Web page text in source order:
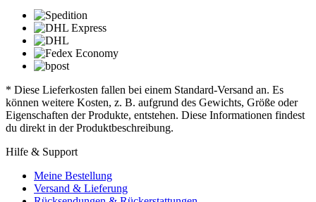
* Diese Lieferkosten fallen bei einem Standard-Versand an. Es
können weitere Kosten, z. B. aufgrund des Gewichts, Größe oder
Eigenschaften der Produkte, entstehen. Diese Informationen findest
du direkt in der Produktbeschreibung.
Hilfe & Support
Meine Bestellung
Versand & Lieferung